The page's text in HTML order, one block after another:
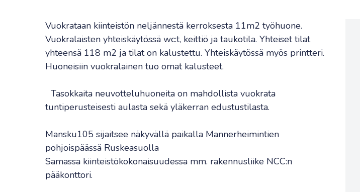
Vuokrataan kiinteistön neljännestä kerroksesta 11m2 työhuone.
Vuokralaisten yhteiskäytössä wc:t, keittiö ja taukotila. Yhteiset tilat
yhteensä 118 m2 ja tilat on kalustettu. Yhteiskäytössä myös printteri.
Huoneisiin vuokralainen tuo omat kalusteet.
Tasokkaita neuvotteluhuoneita on mahdollista vuokrata
tuntiperusteisesti aulasta sekä yläkerran edustustilasta.
Mansku105 sijaitsee näkyvällä paikalla Mannerheimintien
pohjoispäässä Ruskeasuolla
Samassa kiinteistökokonaisuudessa mm. rakennusliike NCC:n
pääkonttori.